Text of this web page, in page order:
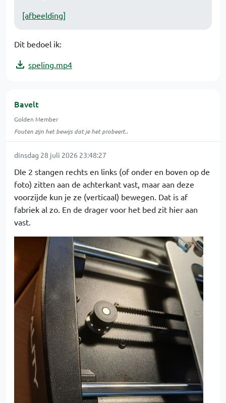
[afbeelding]
Dit bedoel ik:
speling.mp4
Bavelt
Golden Member
Fouten zijn het bewijs dat je het probeert..
dinsdag 28 juli 2026 23:48:27
DIe 2 stangen rechts en links (of onder en boven op de
foto) zitten aan de achterkant vast, maar aan deze
voorzijde kun je ze (verticaal) bewegen. Dat is af
fabriek al zo. En de drager voor het bed zit hier aan
vast.